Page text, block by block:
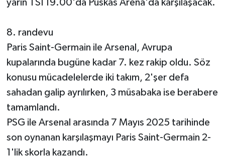
yarın TSİ 19.00'da Puskas Arena'da karşılaşacak.
8. randevu
Paris Saint-Germain ile Arsenal, Avrupa
kupalarında bugüne kadar 7. kez rakip oldu. Söz
konusu mücadelelerde iki takım, 2'şer defa
sahadan galip ayrılırken, 3 müsabaka ise berabere
tamamlandı.
PSG ile Arsenal arasında 7 Mayıs 2025 tarihinde
son oynanan karşılaşmayı Paris Saint-Germain 2-
1'lik skorla kazandı.